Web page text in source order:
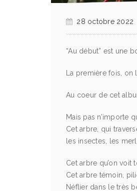
28 octobre 2022
“Au début” est une
La première fois,
Au coeur de cet
Mais pas n’importe
Cet arbre, qui
les insectes, les
Cet arbre qu’on voit
Cet arbre témoin,
Néflier dans le très